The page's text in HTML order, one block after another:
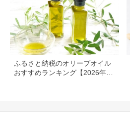
ふるさと納税のオリーブオイル
おすすめランキング【2026年最